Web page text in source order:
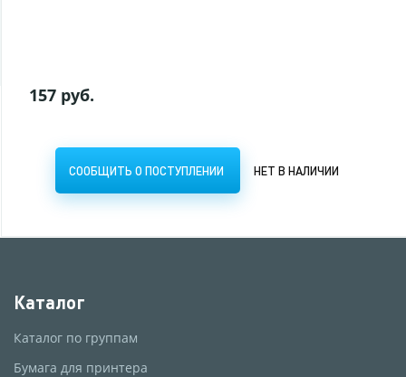
157 руб.
СООБЩИТЬ О ПОСТУПЛЕНИИ НЕТ В НАЛИЧИИ
Каталог
Каталог по группам
Бумага для принтера